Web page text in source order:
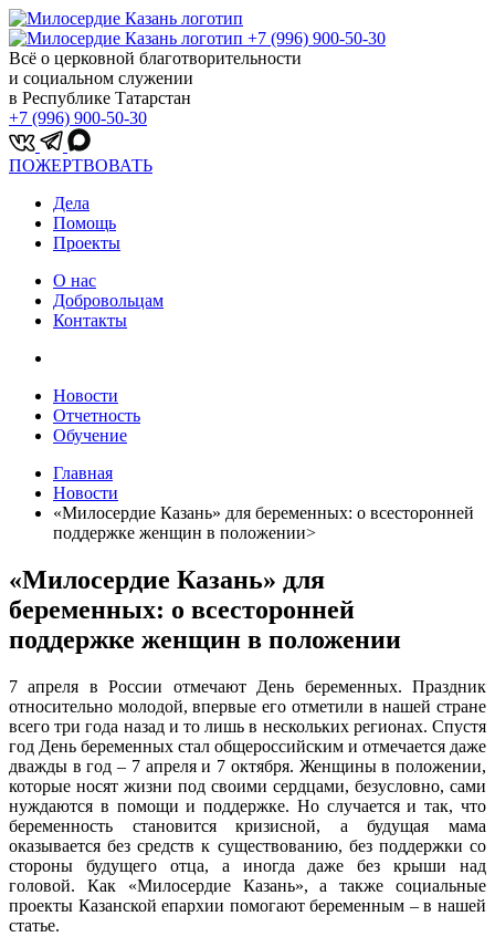
+7 (996) 900-50-30
Всё о церковной благотворительности
и социальном служении
в Республике Татарстан
+7 (996) 900-50-30
ПОЖЕРТВОВАТЬ
Дела
Помощь
Проекты
О нас
Добровольцам
Контакты
Новости
Отчетность
Обучение
Главная
Новости
«Милосердие Казань» для беременных: о всесторонней
поддержке женщин в положении>
«Милосердие Казань» для
беременных: о всесторонней
поддержке женщин в положении
7 апреля в России отмечают День беременных. Праздник
относительно молодой, впервые его отметили в нашей стране
всего три года назад и то лишь в нескольких регионах. Спустя
год День беременных стал общероссийским и отмечается даже
дважды в год – 7 апреля и 7 октября. Женщины в положении,
которые носят жизни под своими сердцами, безусловно, сами
нуждаются в помощи и поддержке. Но случается и так, что
беременность становится кризисной, а будущая мама
оказывается без средств к существованию, без поддержки со
стороны будущего отца, а иногда даже без крыши над
головой. Как «Милосердие Казань», а также социальные
проекты Казанской епархии помогают беременным – в нашей
статье.